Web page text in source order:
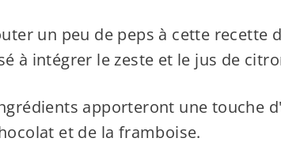
un peu de peps à cette recette
à intégrer le zeste et le jus de
apporteront une touche
et de la framboise.